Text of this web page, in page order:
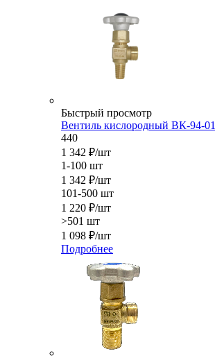
Быстрый просмотр
Вентиль кислородный ВК-94-
440
1 342 ₽/шт
1-100 шт
1 342 ₽/шт
101-500 шт
1 220 ₽/шт
>501 шт
1 098 ₽/шт
Подробнее